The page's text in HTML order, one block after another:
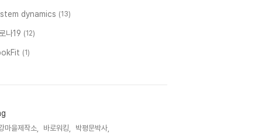
dynamics (13)
나19 (12)
(1)
마을제작소, 바로워킹,
박평문박사,